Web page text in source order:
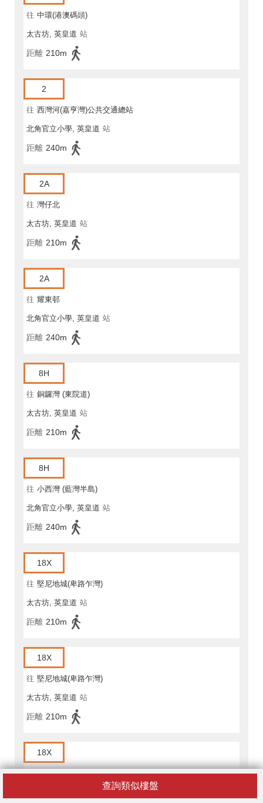
查詢類似樓盤
往 中環(港澳碼頭)
太古坊, 英皇道 站
距離 210m
2
往 西灣河(嘉亨灣)公共交通總站
北角官立小學, 英皇道 站
距離 240m
2A
往 灣仔北
太古坊, 英皇道 站
距離 210m
2A
往 耀東邨
北角官立小學, 英皇道 站
距離 240m
8H
往 銅鑼灣 (東院道)
太古坊, 英皇道 站
距離 210m
8H
往 小西灣 (藍灣半島)
北角官立小學, 英皇道 站
距離 240m
18X
往 堅尼地城(卑路乍灣)
太古坊, 英皇道 站
距離 210m
18X
往 堅尼地城(卑路乍灣)
太古坊, 英皇道 站
距離 210m
18X
往 筲箕灣
站